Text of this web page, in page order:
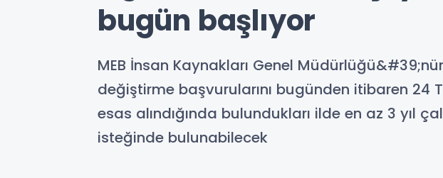
bugün başlıyor
MEB İnsan Kaynakları Genel
değiştirme başvurularını bugünden itibaren 24
esas alındığında bulundukları ilde en az 3 yıl
isteğinde bulunabilecek